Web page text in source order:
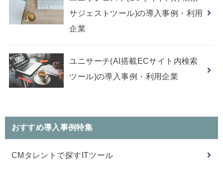
サジェストツール)の導入事例・利用
企業
ユニサーチ(AI搭載ECサイト内検索
ツール)の導入事例・利用企業
おすすめ導入事例特集
CMタレントで探すITツール